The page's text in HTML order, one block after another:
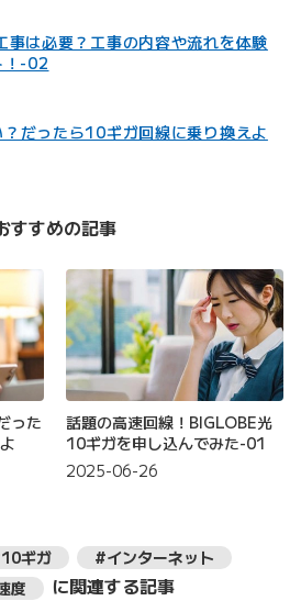
事は必要？工事の内容や流れを体験
！-02
だったら10ギガ回線に乗り換えよ
すすめの記事
った
話題の高速回線！BIGLOBE光
10ギガを申し込んでみた-01
2025-06-26
ギガ
#インターネット
度
に関連する記事